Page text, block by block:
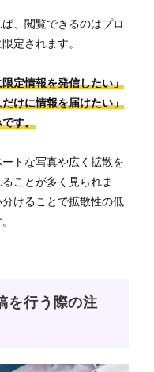
、閲覧できるのはプロ
定されます。
定情報を発信したい」
けに情報を届けたい」
す。
トな写真や広く拡散を
ことが多く見られま
けることで拡散性の低
を行う際の注